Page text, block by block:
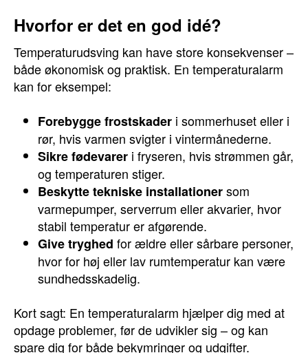
Hvorfor er det en god idé?
Temperaturudsving kan have store konsekvenser –
både økonomisk og praktisk. En temperaturalarm
kan for eksempel:
Forebygge frostskader i sommerhuset eller i
rør, hvis varmen svigter i vintermånederne.
Sikre fødevarer i fryseren, hvis strømmen går,
og temperaturen stiger.
Beskytte tekniske installationersom
varmepumper, serverrum eller akvarier, hvor
stabil temperatur er afgørende.
Give tryghed for ældre eller sårbare personer,
hvor for høj eller lav rumtemperatur kan være
sundhedsskadelig.
Kort sagt: En temperaturalarm hjælper dig med at
opdage problemer, før de udvikler sig – og kan
spare dig for både bekymringer og udgifter.